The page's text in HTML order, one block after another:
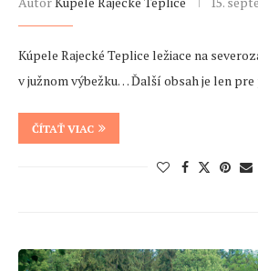
Kúpele Rajecké Teplice ležiace na
v južnom výbežku… Ďalší obsah je len
ČÍTAŤ VIAC